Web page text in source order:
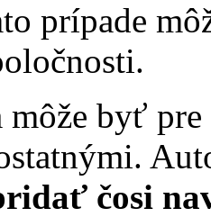
prípade
môže byť
čosi